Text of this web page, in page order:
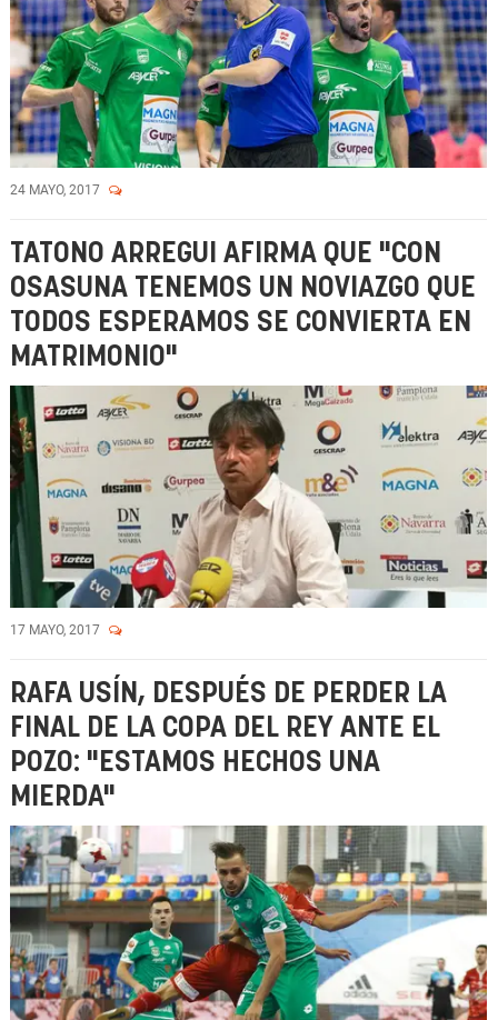
24 MAYO, 2017
TATONO ARREGUI AFIRMA QUE "CON
OSASUNA TENEMOS UN NOVIAZGO QUE
TODOS ESPERAMOS SE CONVIERTA EN
MATRIMONIO"
17 MAYO, 2017
RAFA USÍN, DESPUÉS DE PERDER LA
FINAL DE LA COPA DEL REY ANTE EL
POZO: "ESTAMOS HECHOS UNA
MIERDA"